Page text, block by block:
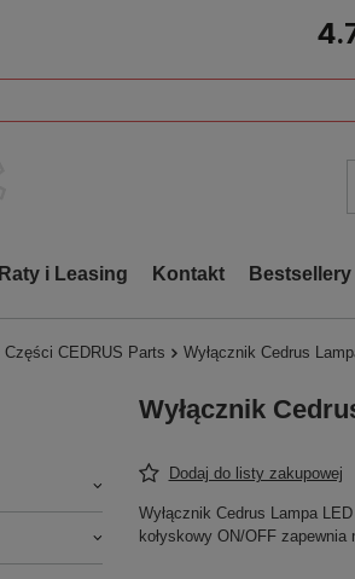
Raty i Leasing Kontakt Bestsellery
Części CEDRUS Parts Wyłącznik Cedrus
Wyłącznik
Dodaj do listy zakupowej
Wyłącznik Cedrus Lampa
kołyskowy ON/OFF